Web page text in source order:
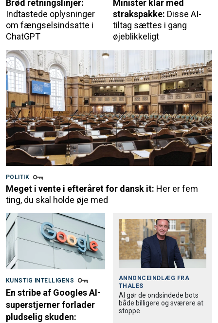
Brød retningslinjer:
Indtastede oplysninger
om fængselsindsatte i
ChatGPT
Minister klar med
strakspakke: Disse AI-
tiltag sættes i gang
øjeblikkeligt
POLITIK
Meget i vente i efteråret for dansk it: Her er fem
ting, du skal holde øje med
KUNSTIG INTELLIGENS
En stribe af Googles AI-
superstjerner forlader
pludselig skuden:
ANNONCEINDLÆG FRA
THALES
AI gør de ondsindede bots
både billigere og sværere at
stoppe